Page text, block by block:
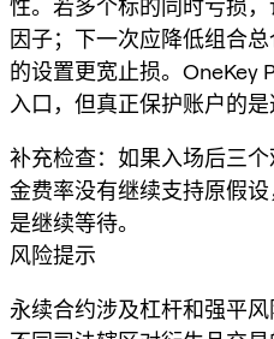
性。若多个标的同时亏损
因子；下一次应降低组合
的设置更宽止损。OneKey
入口，但真正保护账户的是
补充检查：如果入场后三
金费率没有继续支持原假
是继续等待。
风险提示
永续合约涉及杠杆和强平风